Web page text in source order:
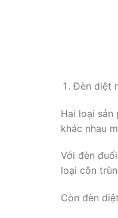
Đèn diệt
Hai loại sản
khác nhau
Với đèn
loại côn
Còn đèn